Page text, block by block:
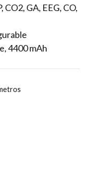
GA, EEG, CO,
4400 mAh